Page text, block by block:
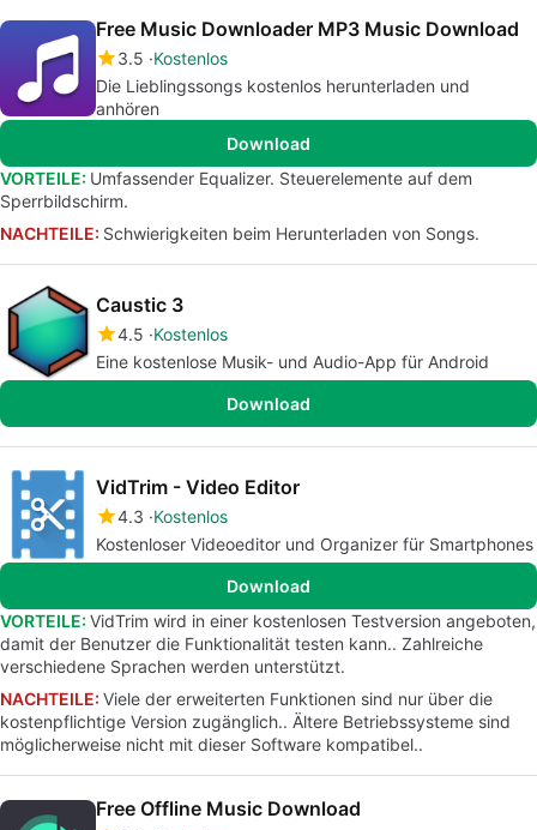
Free Music Downloader MP3 Music Download
3.5 Kostenlos
Die Lieblingssongs kostenlos herunterladen und
anhören
Download
VORTEILE: Umfassender Equalizer. Steuerelemente auf dem
Sperrbildschirm.
NACHTEILE: Schwierigkeiten beim Herunterladen von Songs.
Caustic 3
4.5 Kostenlos
Eine kostenlose Musik- und Audio-App für Android
Download
VidTrim - Video Editor
4.3 Kostenlos
Kostenloser Videoeditor und Organizer für Smartphones
Download
VORTEILE: VidTrim wird in einer kostenlosen Testversion angeboten,
damit der Benutzer die Funktionalität testen kann.. Zahlreiche
verschiedene Sprachen werden unterstützt.
NACHTEILE: Viele der erweiterten Funktionen sind nur über die
kostenpflichtige Version zugänglich.. Ältere Betriebssysteme sind
möglicherweise nicht mit dieser Software kompatibel..
Free Offline Music Download